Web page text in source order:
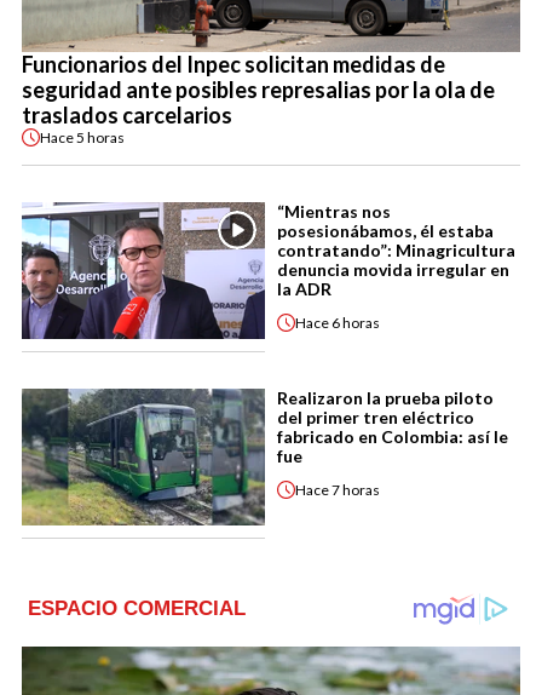
Funcionarios del Inpec solicitan medidas de
seguridad ante posibles represalias por la ola de
traslados carcelarios
Hace5 horas
“Mientras nos
posesionábamos, él estaba
contratando”: Minagricultura
denuncia movida irregular en
la ADR
Hace 6 horas
Realizaron la prueba piloto
del primer tren eléctrico
fabricado en Colombia: así le
fue
Hace7 horas